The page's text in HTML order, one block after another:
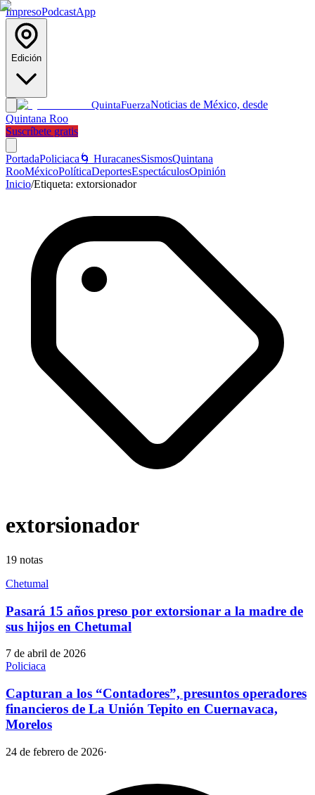
ImpresoPodcastApp
Edición
QuintaFuerzaNoticias de México, desde
Quintana Roo
Suscríbete gratis
PortadaPoliciaca 🌀 HuracanesSismosQuintana
RooMéxicoPolíticaDeportesEspectáculosOpinión
Inicio/Etiqueta: extorsionador
extorsionador
19 notas
Chetumal
Pasará 15 años preso por extorsionar a la madre de
sus hijos en Chetumal
7 de abril de 2026
Policiaca
Capturan a los “Contadores”, presuntos operadores
financieros de La Unión Tepito en Cuernavaca,
Morelos
24 de febrero de 2026·